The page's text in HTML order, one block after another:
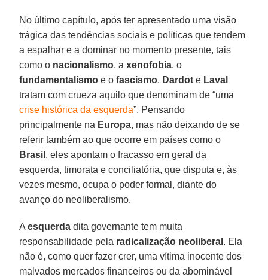
No último capítulo, após ter apresentado uma visão
trágica das tendências sociais e políticas que tendem
a espalhar e a dominar no momento presente, tais
como o nacionalismo, axenofobia, o
fundamentalismo e ofascismo, Dardot e Laval
tratam com crueza aquilo que denominam de “uma
crise histórica da esquerda”. Pensando
principalmente na Europa, mas não deixando de se
referir também ao que ocorre em países como o
Brasil , eles apontam o fracasso em geral da
esquerda, timorata e conciliatória, que disputa e, às
vezes mesmo, ocupa o poder formal, diante do
avanço do neoliberalismo.
Aesquerda dita governante tem muita
responsabilidade pela radicalização neoliberal . Ela
não é, como quer fazer crer, uma vítima inocente dos
malvados mercados financeiros ou da abominável